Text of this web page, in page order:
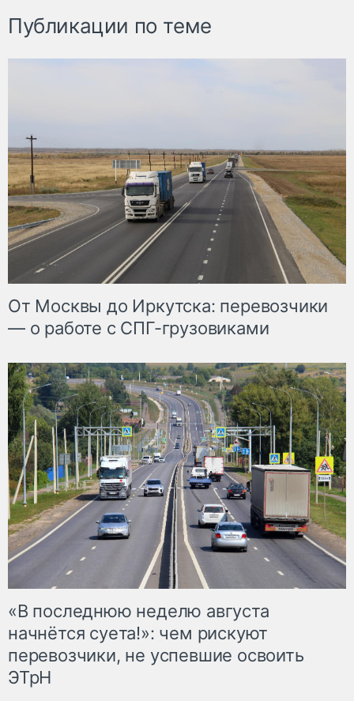
Публикации по теме
От Москвы до Иркутска: перевозчики
— о работе с СПГ-грузовиками
«В последнюю неделю августа
начнётся суета!»: чем рискуют
перевозчики, не успевшие освоить
ЭТрН